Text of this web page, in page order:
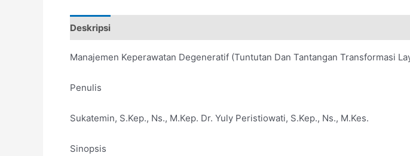
Deskripsi
Manajemen Keperawatan Degeneratif (Tuntutan Dan Tantangan Transformasi
Penulis
Sukatemin, S.Kep., Ns., M.Кер. Dr. Yuly Peristiowati, S.Kep., Ns., M.Kes.
Sinopsis